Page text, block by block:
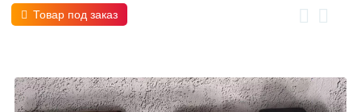
Товар под заказ